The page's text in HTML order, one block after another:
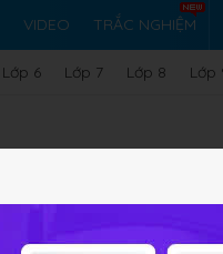
VIDEO TRẮC NGHIỆM
Lớp 6 Lớp 7 Lớp 8 Lớp